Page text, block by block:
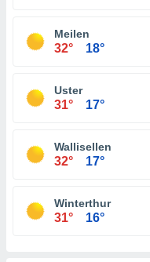
Meilen
32° 18°
Uster
31° 17°
Wallisellen
32° 17°
Winterthur
31° 16°